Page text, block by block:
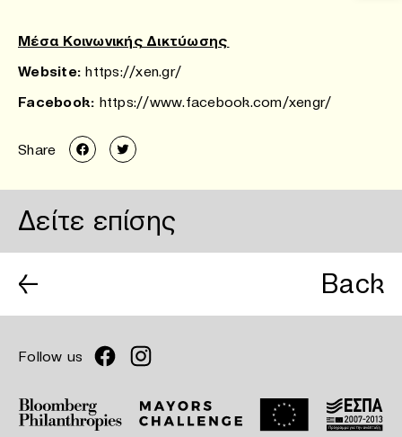
Μέσα Κοινωνικής Δικτύωσης
Website: https://xen.gr/
Facebook: https://www.facebook.com/xengr/
Share
Δείτε επίσης
←
Back
Follow us